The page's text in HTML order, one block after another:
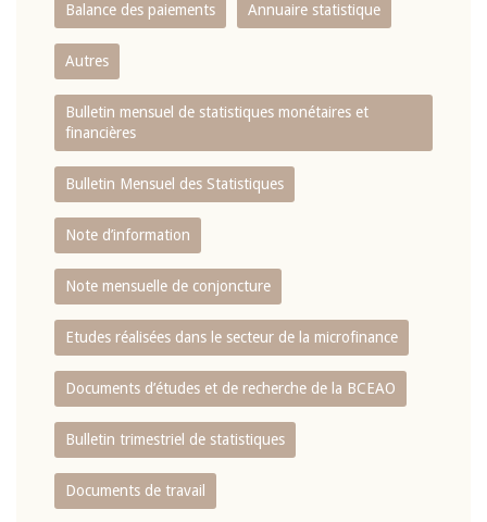
Balance des paiements Annuaire statistique
Autres
Bulletin mensuel de statistiques monétaires et
financières
Bulletin Mensuel des Statistiques
Note d’information
Note mensuelle de conjoncture
Etudes réalisées dans le secteur de la microfinance
Documents d’études et de recherche de la BCEAO
Bulletin trimestriel de statistiques
Documents de travail